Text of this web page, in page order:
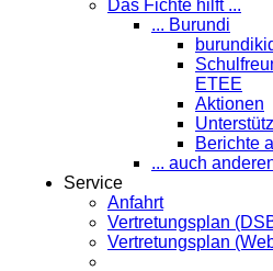
Das Fichte hilft ...
... Burundi
ETEE
Aktionen
Berichte
... auch
Service
Anfahrt
Vertretungsplan
Vertretungsplan